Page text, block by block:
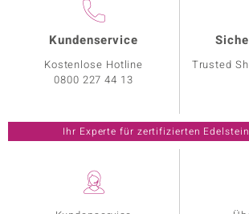
Kundenservice
Kostenlose Hotline
0800 227 44 13
Trusted
Ihr Experte für zertifizierten